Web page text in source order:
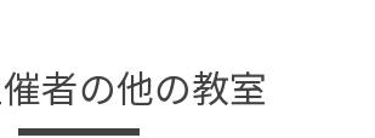
者の他の教室